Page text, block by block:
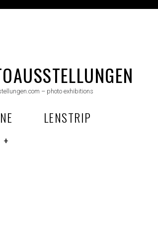
– photo exhibitions
LENSTRIP